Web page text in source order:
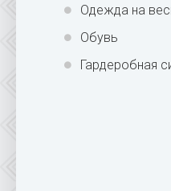
Одежда на
Обувь
Гардеробная